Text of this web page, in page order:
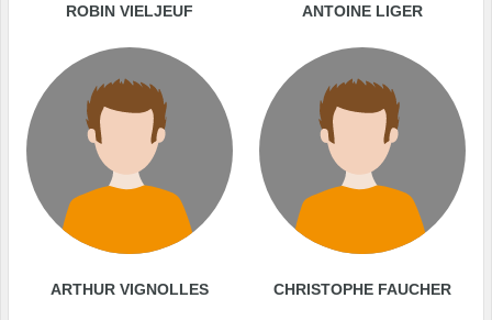
ROBIN VIELJEUF ANTOINE LIGER
ARTHUR VIGNOLLES CHRISTOPHE FAUCHER